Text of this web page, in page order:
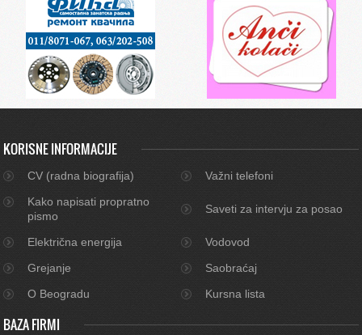
KORISNE INFORMACIJE
CV (radna biografija)
Važni telefoni
Kako napisati propratno
pismo
Saveti za intervju za posao
Električna energija
Vodovod
Grejanje
Saobraćaj
O Beogradu
Kursna lista
BAZA FIRMI